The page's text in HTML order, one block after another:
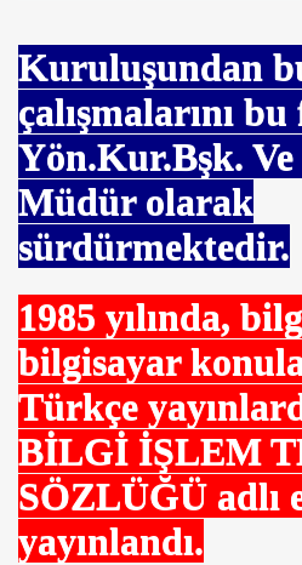
Kuruluşundan
çalışmalarını
Yön.Kur.Bşk. Ve
Müdür olarak
sürdürmektedir.
1985 yılında,
bilgisayar
Türkçe
BİLGİ İŞLEM
SÖZLÜĞÜ adlı
yayınlandı.